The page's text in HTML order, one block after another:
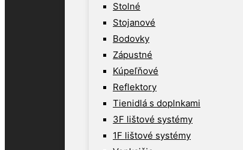
Stolné
Stojanové
Bodovky
Zápustné
Kúpeľňové
Reflektory
Tienidlá s doplnkami
3F lištové systémy
1F lištové systémy